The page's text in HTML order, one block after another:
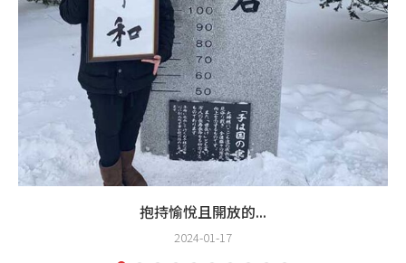
抱持愉悅且開放的...
2024-01-17